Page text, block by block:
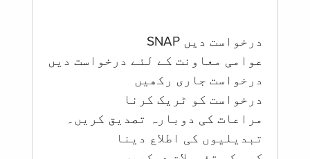
درخواست دیں SNAP
عوامی معاونت کے لئے درخواست دیں
درخواست جاری رکھیں
درخواست کو ٹریک کرنا
مراعات کی دوبارہ تصدیق کریں۔
تبدیلیوں کی اطلاع دینا